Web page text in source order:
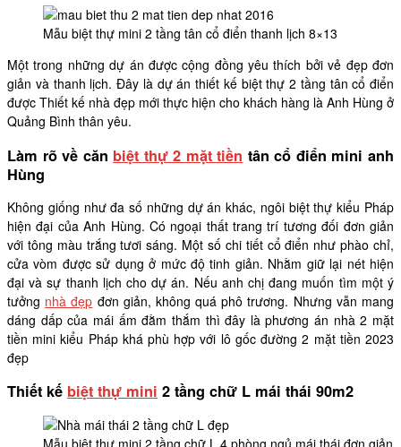
Mẫu biệt thự mini 2 tầng tân cổ điển thanh lịch 8×13
Một trong những dự án được cộng đồng yêu thích bởi vẻ đẹp đơn
giản và thanh lịch. Đây là dự án thiết kế biệt thự 2 tầng tân cổ điển
được Thiết kế nhà đẹp mới thực hiện cho khách hàng là Anh Hùng ở
Quảng Bình thân yêu.
Làm rõ về căn biệt thự 2 mặt tiền tân cổ điển mini anh
Hùng
Không giống như đa số những dự án khác, ngôi biệt thự kiểu Pháp
hiện đại của Anh Hùng. Có ngoại thất trang trí tương đối đơn giản
với tông màu trắng tươi sáng. Một số chi tiết cổ điển như phào chỉ,
cửa vòm được sử dụng ở mức độ tinh giản. Nhằm giữ lại nét hiện
đại và sự thanh lịch cho dự án. Nếu anh chị đang muốn tìm một ý
tưởng nhà đẹp đơn giản, không quá phô trương. Nhưng vẫn mang
dáng dấp của mái ấm đằm thắm thì đây là phương án nhà 2 mặt
tiền mini kiểu Pháp khá phù hợp với lô gốc đường 2 mặt tiền 2023
đẹp
Thiết kế biệt thự mini 2 tầng chữ L mái thái 90m2
Mẫu biệt thự mini 2 tầng chữ L 4 phòng ngủ mái thái đơn giản